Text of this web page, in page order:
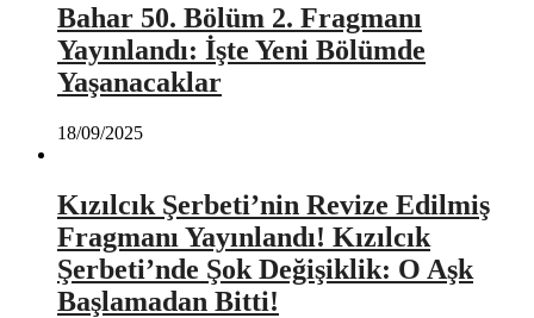
Bahar 50. Bölüm 2. Fragmanı
Yayınlandı: İşte Yeni Bölümde
Yaşanacaklar
18/09/2025
Kızılcık Şerbeti’nin Revize Edilmiş
Fragmanı Yayınlandı! Kızılcık
Şerbeti’nde Şok Değişiklik: O Aşk
Başlamadan Bitti!